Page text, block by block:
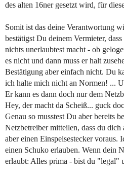
des alten 16ner gesetzt wird, für
Somit ist das deine Verantwortung
bestätigst Du deinem Vermieter,
nichts unerlaubtest macht - ob
es nicht und dann muss er halt
Bestätigung aber einfach nicht. Du
ich halte mich nicht an Normen! ...
Er kann es dann doch nur dem
Hey, der macht da Scheiß... guck
Genau so musstest Du aber bereits
Netzbetreiber mitteilen, dass du
aber einen Einspeisestecker voraus.
einen Schuko erlauben. Wenn dein
erlaubt: Alles prima - bist du "legal"